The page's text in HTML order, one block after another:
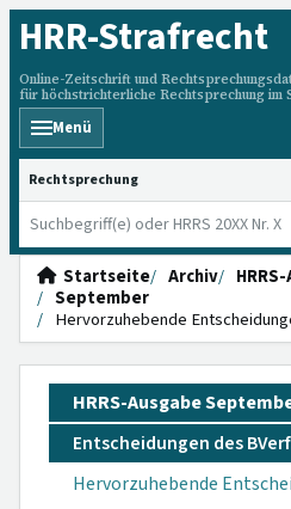
HRR-Strafrecht
Online-Zeitschrift und
für höchstrichterliche Rechtsprechung im
Menü
HRRS durchsuchen
Startseite Archiv
September
Hervorzuhebende
HRRS-Ausgabe
Entscheidungen des
Hervorzuhebende